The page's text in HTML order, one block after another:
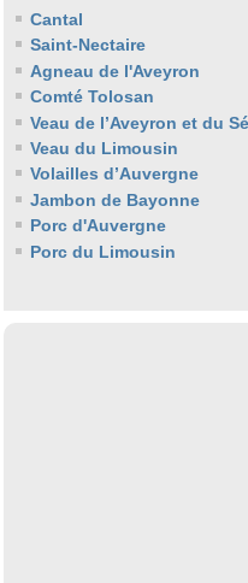
Cantal
Saint-Nectaire
Agneau de l'Aveyron
Comté Tolosan
Veau de l’Aveyron et du
Veau du Limousin
Volailles d’Auvergne
Jambon de Bayonne
Porc d'Auvergne
Porc du Limousin